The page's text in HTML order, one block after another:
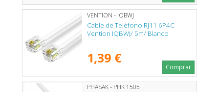
VENTION - IQBWJ
Cable de Teléfono RJ11 6P4C
Vention IQBWJ/ 5m/ Blanco
1,39 €
Comprar
PHASAK - PHK 1505